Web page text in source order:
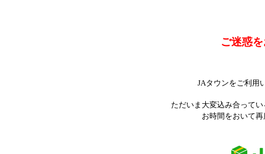
ご迷惑
JAタウンをご利用
ただいま大変込み合って
お時間をおいて